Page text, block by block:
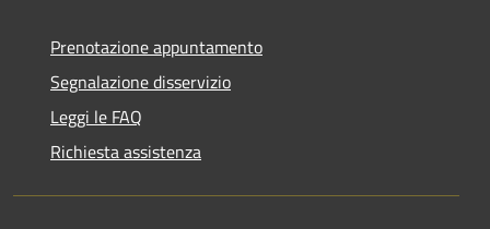
Prenotazione appuntamento
Segnalazione disservizio
Leggi le FAQ
Richiesta assistenza